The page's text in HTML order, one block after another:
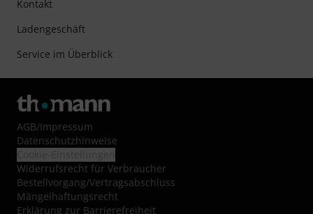
Kontakt
Ladengeschäft
Service im Überblick
AGB/Impressum
Datenschutzhinweise
Widerrufsrecht für Verbraucher
Bestellvorgang/Vertragsabschluss
Mängelhaftungsrecht
Erklärung zur Barrierefreiheit